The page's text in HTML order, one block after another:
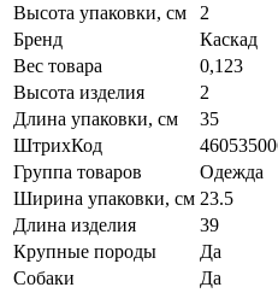
Высота упаковки, см
2
Бренд
Каскад
Вес товара
0,123
Высота изделия
2
Длина упаковки, см
35
ШтрихКод
Группа товаров
Одежда
Ширина упаковки, см 23.5
Длина изделия
39
Крупные породы
Да
Собаки
Да